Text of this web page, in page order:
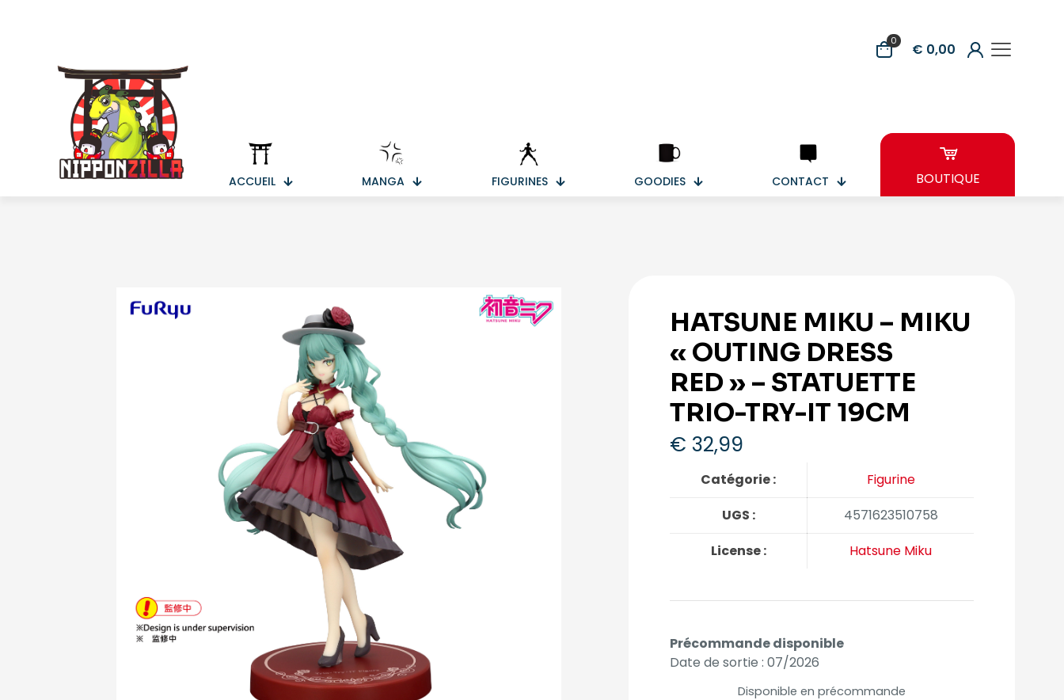
0 € 0,00
ACCUEIL MANGA FIGURINES GOODIES CONTACT BOUTIQUE
HATSUNE MIKU – MIKU
« OUTING DRESS
RED » – STATUETTE
TRIO-TRY-IT 19CM
€ 32,99
Catégorie :
Figurine
UGS :
4571623510758
License :
Hatsune Miku
Précommande disponible
Date de sortie : 07/2026
Disponible en précommande